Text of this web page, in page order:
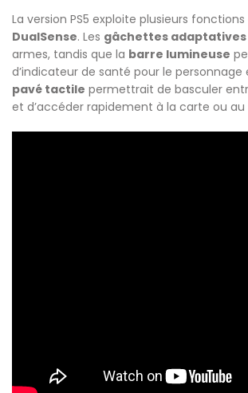
La version PS5 exploite plusieurs
DualSense. Les gâchettes adaptatives
armes, tandis que la barre lumineuse
d’indicateur de santé pour le personnage
pavé tactile permettrait de basculer
et d’accéder rapidement à la carte ou au